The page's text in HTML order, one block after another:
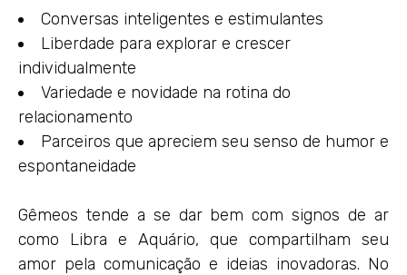
Conversas inteligentes e estimulantes
Liberdade para explorar e crescer
individualmente
Variedade e novidade na rotina do
relacionamento
Parceiros que apreciem seu senso de humor e
espontaneidade
Gêmeos tende a se dar bem com signos de ar
como Libra e Aquário, que compartilham seu
amor pela comunicação e ideias inovadoras. No